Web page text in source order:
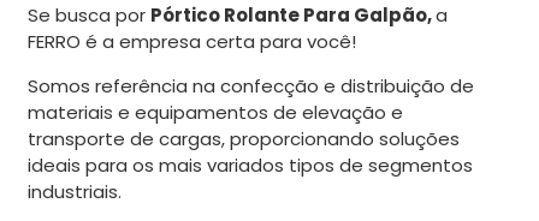
Se busca por Pórtico Rolante Para Galpão,a
FERRO é a empresa certa para você!
Somos referência na confecção e distribuição de
materiais e equipamentos de elevação e
transporte de cargas, proporcionando soluções
ideais para os mais variados tipos de segmentos
industriais.